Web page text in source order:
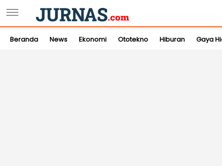
Beranda News Ekonomi Ototekno Hiburan Gaya